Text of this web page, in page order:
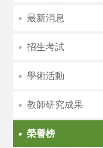
最新消息
招生考試
學術活動
教師研究成果
榮譽榜